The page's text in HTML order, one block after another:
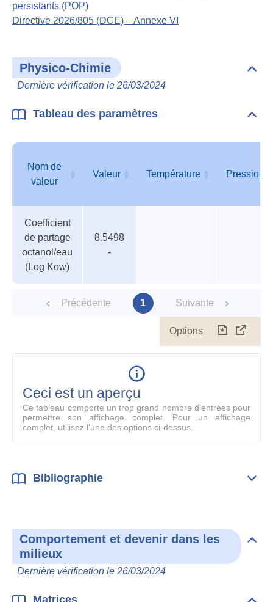
persistants (POP)
Directive 2026/805 (DCE) – Annexe VI
Physico-Chimie
Dernière vérification le 26/03/2024
Tableau des paramètres
des
paramètres
Nom de
valeur
Valeur Température Pression
valeur
Coefficient
de partage
octanol/eau
(Log Kow)
8.5498
-
Précédente 1 Suivante
Options
le
Ceci est un aperçu
Ce tableau comporte un trop grand nombre d'entrées pour
permettre son affichage complet. Pour un affichage
complet, utilisez l'une des options ci-dessus.
Bibliographie
Comportement et devenir dans les
milieux
Dernière vérification le 26/03/2024
les
Matrices